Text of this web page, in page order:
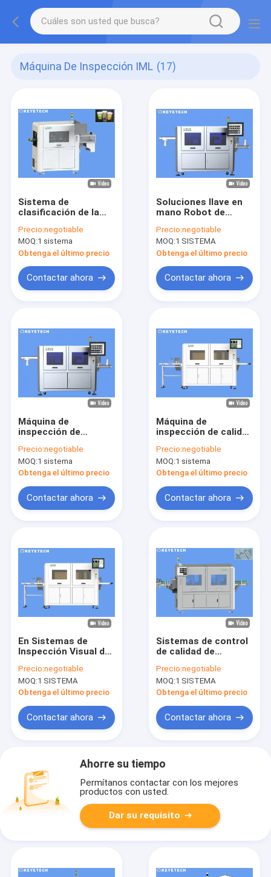
Máquina De Inspección IML (17)
Sistema de
clasificación de la
Control de calidad
Máquina de
inspección visual
Precio:negotiable
MOQ:1 sistema
Obtenga el último precio
Contactar ahora
Soluciones llave en
mano Robot de
sistema de
inspección de visión
totalmente
automatizado
Precio:negotiable
MOQ:1 SISTEMA
Obtenga el último precio
Contactar ahora
Máquina de
inspección de
en la superficie de la
taza de helado de
plástico
Precio:negotiable
MOQ:1 sistema
Obtenga el último precio
Contactar ahora
Máquina de
inspección de calidad
validación eficiente
para los
contenedores IML de
consumo rápido
Precio:negotiable
MOQ:1 sistema
Obtenga el último precio
Contactar ahora
En Sistemas de
Inspección Visual de
Velocidad con
Etiquetado Moldeado
para Productos IML
Precio:negotiable
MOQ:1 SISTEMA
Obtenga el último precio
Contactar ahora
Sistemas de control
de calidad de
detección para
contenedores IML de
yogur
Precio:negotiable
MOQ:1 SISTEMA
Obtenga el último precio
Contactar ahora
Ahorre su tiempo
Permítanos contactar con los mejores
productos con usted.
Dar su requisito